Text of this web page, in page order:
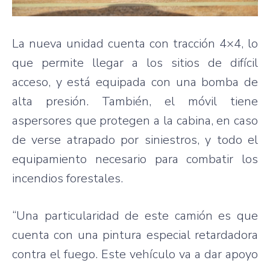
La nueva unidad cuenta con tracción 4×4, lo
que permite llegar a los sitios de difícil
acceso, y está equipada con una bomba de
alta presión. También, el móvil tiene
aspersores que protegen a la cabina, en caso
de verse atrapado por siniestros, y todo el
equipamiento necesario para combatir los
incendios forestales.
“Una particularidad de este camión es que
cuenta con una pintura especial retardadora
contra el fuego. Este vehículo va a dar apoyo